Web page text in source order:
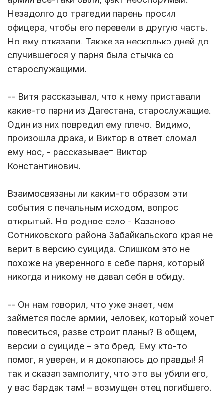
Незадолго до трагедии парень просил
офицера, чтобы его перевели в другую часть.
Но ему отказали. Также за несколько дней до
случившегося у парня была стычка со
старослужащими.
-- Витя рассказывал, что к нему приставали
какие-то парни из Дагестана, старослужащие.
Один из них повредил ему плечо. Видимо,
произошла драка, и Виктор в ответ сломал
ему нос, - рассказывает Виктор
Константинович.
Взаимосвязаны ли каким-то образом эти
события с печальным исходом, вопрос
открытый. Но родное село - Казаново
Сотниковского района Забайкальского края не
верит в версию суицида. Слишком это не
похоже на уверенного в себе парня, который
никогда и никому не давал себя в обиду.
-- Он нам говорил, что уже знает, чем
займется после армии, человек, который хочет
повеситься, разве строит планы? В общем,
версии о суициде – это бред. Ему кто-то
помог, я уверен, и я докопаюсь до правды! Я
так и сказал замполиту, что это вы убили его,
у вас бардак там! – возмущен отец погибшего.